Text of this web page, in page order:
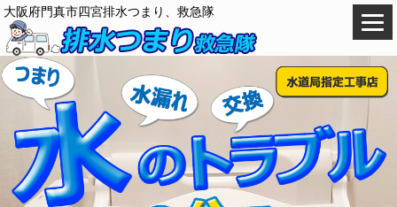
大阪府門真市四宮排水つまり、救急隊